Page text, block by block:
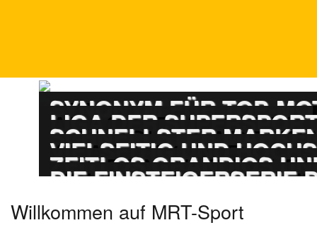
DTM
SYNONYM FÜR TOP-
ADAC GT MASTERS
LIGA DER
PORSCHE
SCHNELLSTER
ADAC GT4
VIELSEITIG UND
TOURENWAGEN
ZEITLOS GRANDIOS
TOURENWAGEN
DIE EINSTEIGERSERIE
Willkommen auf MRT-Sport